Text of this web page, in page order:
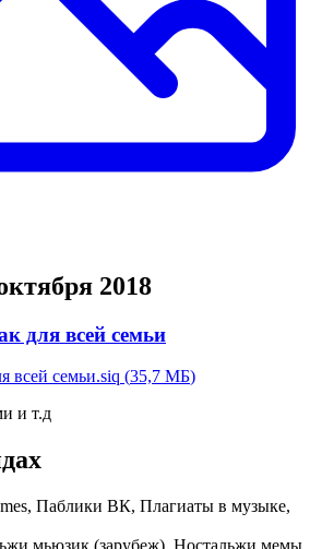
2018
для всей семьи
всей семьи.siq (35,7 МБ)
и т.д
Паблики ВК, Плагиаты в музыке,